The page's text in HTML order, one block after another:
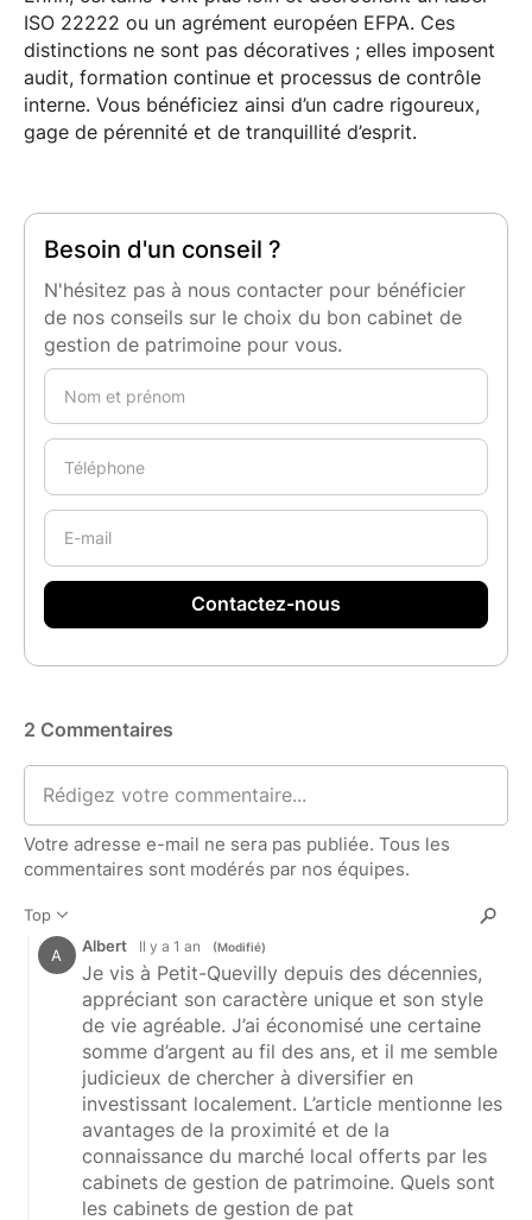
ISO 22222 ou un agrément européen EFPA. Ces
distinctions ne sont pas décoratives ; elles imposent
audit, formation continue et processus de contrôle
interne. Vous bénéficiez ainsi d’un cadre rigoureux,
gage de pérennité et de tranquillité d’esprit.
Besoin d'un conseil ?
N'hésitez pas à nous contacter pour bénéficier
de nos conseils sur le choix du bon cabinet de
gestion de patrimoine pour vous.